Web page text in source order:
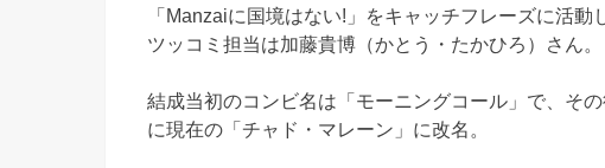
「Manzaiに国境はない!」をキャッチフレーズに活動
ツッコミ担当は加藤貴博（かとう・たかひろ）さん。
結成当初のコンビ名は「モーニングコール」で、そ
に現在の「チャド・マレーン」に改名。